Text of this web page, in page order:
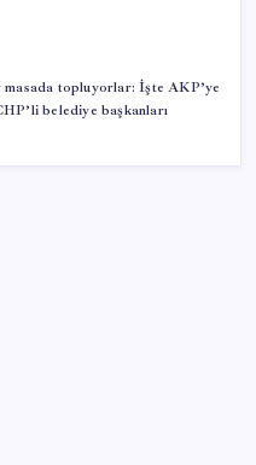
masada topluyorlar: İşte AKP’ye
belediye başkanları